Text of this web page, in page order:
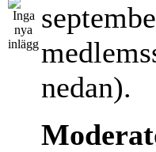
nedan).